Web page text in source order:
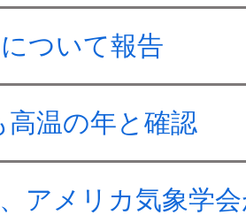
ついて報告
温の年と確認
アメリカ気象学